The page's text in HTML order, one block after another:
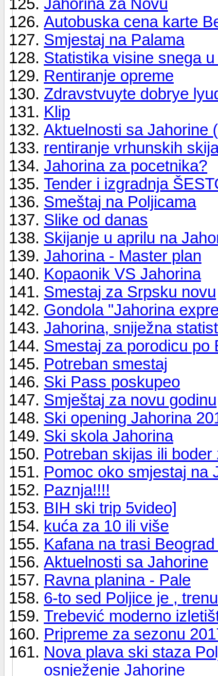
Jahorina za Novu
Autobuska cena karte
Smjestaj na Palama
Statistika visine snega
Rentiranje opreme
Zdravstvuyte dobrye
Klip
Aktuelnosti sa Jahorine
rentiranje vrhunskih
Jahorina za pocetnika?
Tender i izgradnja
Smeštaj na Poljicama
Slike od danas
Skijanje u aprilu na
Jahorina - Master plan
Kopaonik VS Jahorina
Smestaj za Srpsku novu
Gondola "Jahorina
Jahorina, sniježna
Smestaj za porodicu po
Potreban smestaj
Ski Pass poskupeo
Smještaj za novu godinu
Ski opening Jahorina
Ski skola Jahorina
Potreban skijas ili
Pomoc oko smjestaj na
Paznja!!!!
BIH ski trip 5video]
kuća za 10 ili više
Kafana na trasi
Aktuelnosti sa Jahorine
Ravna planina - Pale
6-to sed Poljice je ,
Trebević moderno
Pripreme za sezonu
Nova plava ski staza
osnježenje Jahorine